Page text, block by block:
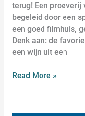
terug! Een proeverij
begeleid door een
een goed filmhuis,
Denk aan: de
een wijn uit een
Read More »